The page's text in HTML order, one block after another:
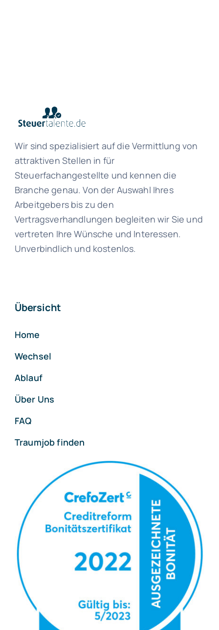
Wir sind spezialisiert auf die Vermittlung von
attraktiven Stellen in für
Steuerfachangestellte und kennen die
Branche genau. Von der Auswahl Ihres
Arbeitgebers bis zu den
Vertragsverhandlungen begleiten wir Sie und
vertreten Ihre Wünsche und Interessen.
Unverbindlich und kostenlos.
Über Uns
Traumjob finden